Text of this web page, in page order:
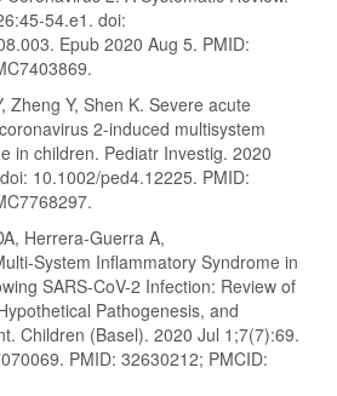
54.e1. doi:
Epub 2020 Aug 5. PMID:
Zheng Y, Shen K. Severe acute
2-induced multisystem
in children. Pediatr Investig. 2020
10.1002/ped4.12225. PMID:
Herrera-Guerra A,
System Inflammatory Syndrome in
SARS-CoV-2 Infection: Review of
Pathogenesis, and
Children (Basel). 2020 Jul 1;7(7):69.
PMID: 32630212; PMCID: